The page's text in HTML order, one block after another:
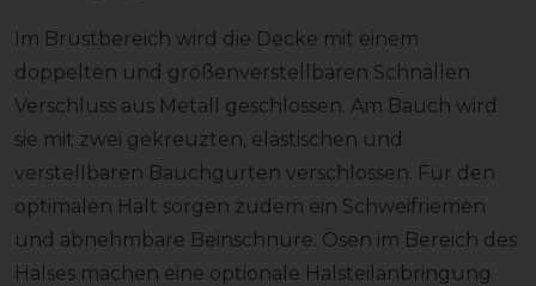
Im Brustbereich wird die Decke mit einem
doppelten und größenverstellbaren Schnallen
Verschluss aus Metall geschlossen. Am Bauch wird
sie mit zwei gekreuzten, elastischen und
verstellbaren Bauchgurten verschlossen. Für den
optimalen Halt sorgen zudem ein Schweifriemen
und abnehmbare Beinschnüre. Ösen im Bereich des
Halses machen eine optionale Halsteilanbringung